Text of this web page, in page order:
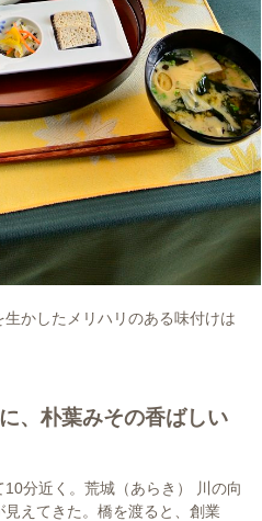
かしたメリハリのある味付けは
、朴葉みその香ばしい
分近く。荒城（あらき） 川の向
えてきた。橋を渡ると、創業